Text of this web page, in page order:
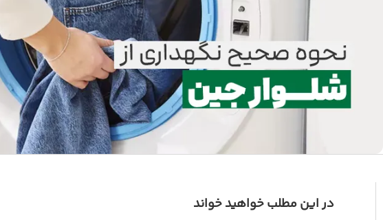
در این مطلب خواهید خواند